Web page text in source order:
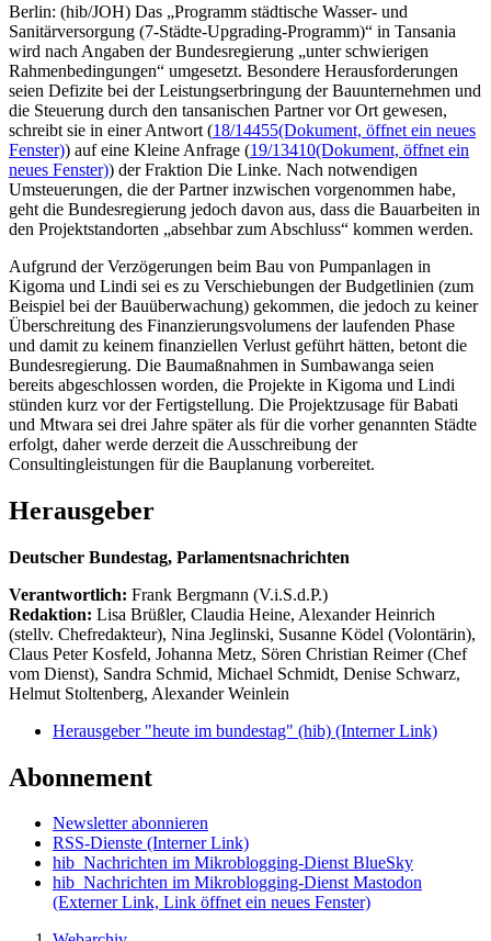
Berlin: (hib/JOH) Das „Programm städtische Wasser- und
Sanitärversorgung (7-Städte-Upgrading-Programm)“ in Tansania
wird nach Angaben der Bundesregierung „unter schwierigen
Rahmenbedingungen“ umgesetzt. Besondere Herausforderungen
seien Defizite bei der Leistungserbringung der Bauunternehmen und
die Steuerung durch den tansanischen Partner vor Ort gewesen,
schreibt sie in einer Antwort (18/14455(Dokument, öffnet ein neues
Fenster)) auf eine Kleine Anfrage (19/13410(Dokument, öffnet ein
neues Fenster)) der Fraktion Die Linke. Nach notwendigen
Umsteuerungen, die der Partner inzwischen vorgenommen habe,
geht die Bundesregierung jedoch davon aus, dass die Bauarbeiten in
den Projektstandorten „absehbar zum Abschluss“ kommen werden.
Aufgrund der Verzögerungen beim Bau von Pumpanlagen in
Kigoma und Lindi sei es zu Verschiebungen der Budgetlinien (zum
Beispiel bei der Bauüberwachung) gekommen, die jedoch zu keiner
Überschreitung des Finanzierungsvolumens der laufenden Phase
und damit zu keinem finanziellen Verlust geführt hätten, betont die
Bundesregierung. Die Baumaßnahmen in Sumbawanga seien
bereits abgeschlossen worden, die Projekte in Kigoma und Lindi
stünden kurz vor der Fertigstellung. Die Projektzusage für Babati
und Mtwara sei drei Jahre später als für die vorher genannten Städte
erfolgt, daher werde derzeit die Ausschreibung der
Consultingleistungen für die Bauplanung vorbereitet.
Herausgeber
Deutscher Bundestag, Parlamentsnachrichten
Verantwortlich: Frank Bergmann (V.i.S.d.P.)
Redaktion: Lisa Brüßler, Claudia Heine, Alexander Heinrich
(stellv. Chefredakteur), Nina Jeglinski, Susanne Ködel (Volontärin),
Claus Peter Kosfeld, Johanna Metz, Sören Christian Reimer (Chef
vom Dienst), Sandra Schmid, Michael Schmidt, Denise Schwarz,
Helmut Stoltenberg, Alexander Weinlein
Herausgeber "heute im bundestag" (hib) (Interner Link)
Abonnement
Newsletter abonnieren
RSS-Dienste (Interner Link)
hib_Nachrichten im Mikroblogging-Dienst BlueSky
hib_Nachrichten im Mikroblogging-Dienst Mastodon
(Externer Link, Link öffnet ein neues Fenster)